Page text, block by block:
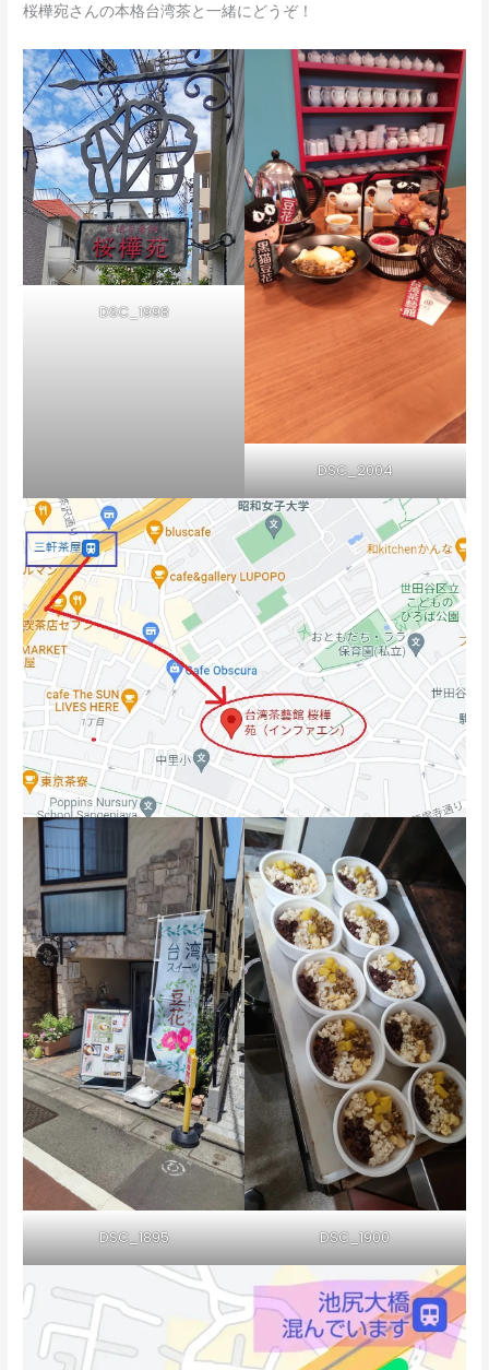
桜樺宛さんの本格台湾茶と一緒にどうぞ！
DSC_1998
DSC_2004
DSC_1895 DSC_1900